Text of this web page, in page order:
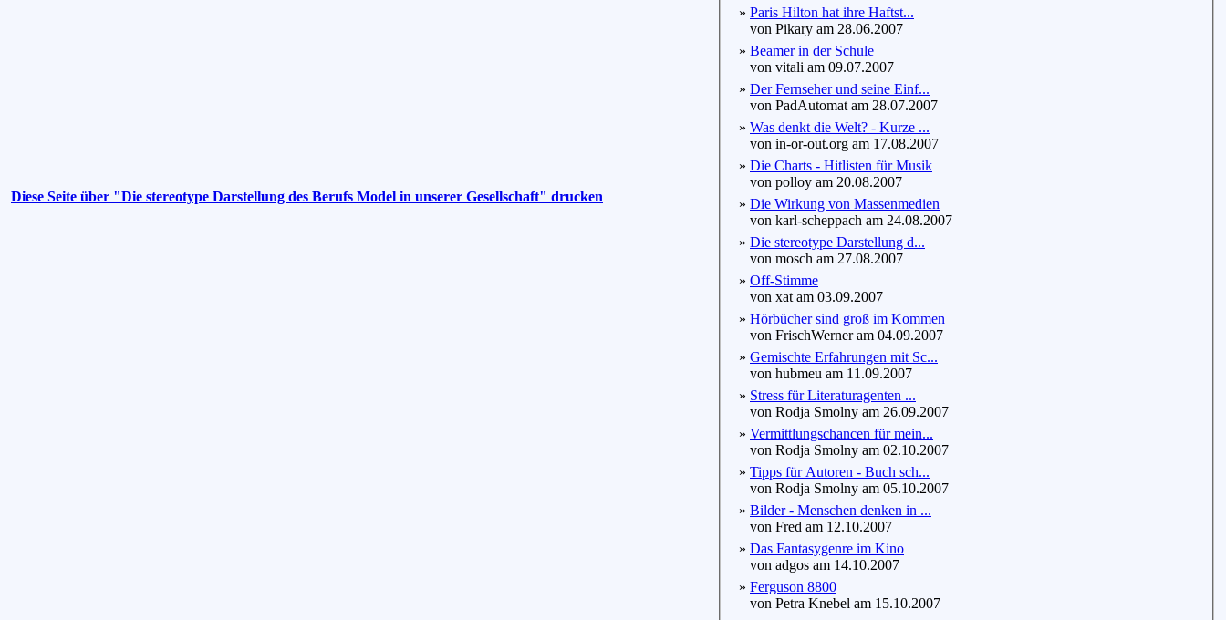
Diese Seite über "Die stereotype Darstellung des Berufs Model in unserer Gesellschaft" drucken
» Paris Hilton hat ihre Haftst...
von Pikary am 28.06.2007
» Beamer in der Schule
von vitali am 09.07.2007
» Der Fernseher und seine Einf...
von PadAutomat am 28.07.2007
» Was denkt die Welt? - Kurze ...
von in-or-out.org am 17.08.2007
» Die Charts - Hitlisten für Musik
von polloy am 20.08.2007
» Die Wirkung von Massenmedien
von karl-scheppach am 24.08.2007
» Die stereotype Darstellung d...
von mosch am 27.08.2007
» Off-Stimme
von xat am 03.09.2007
» Hörbücher sind groß im Kommen
von FrischWerner am 04.09.2007
» Gemischte Erfahrungen mit Sc...
von hubmeu am 11.09.2007
» Stress für Literaturagenten ...
von Rodja Smolny am 26.09.2007
» Vermittlungschancen für mein...
von Rodja Smolny am 02.10.2007
» Tipps für Autoren - Buch sch...
von Rodja Smolny am 05.10.2007
» Bilder - Menschen denken in ...
von Fred am 12.10.2007
» Das Fantasygenre im Kino
von adgos am 14.10.2007
» Ferguson 8800
von Petra Knebel am 15.10.2007